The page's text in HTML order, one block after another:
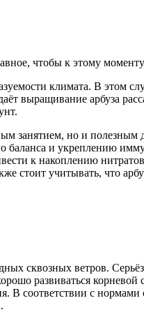
чтобы к этому
климата. В этом
выращивание арбуза
занятием, но и
баланса и укреплению
к накоплению
стоит учитывать, что
сквозных ветров.
развиваться
В соответствии с нормами